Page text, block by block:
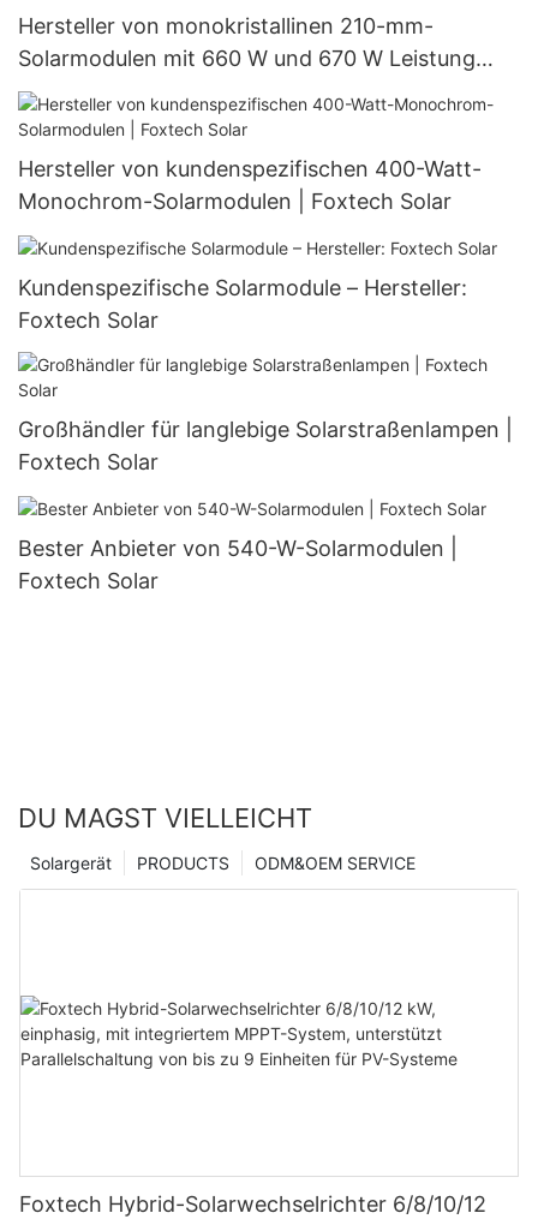
Hersteller von monokristallinen 210-mm-
Solarmodulen mit 660 W und 670 W Leistung
(halbgeschnitten, 132 Zellen)
Hersteller von kundenspezifischen 400-Watt-
Monochrom-Solarmodulen | Foxtech Solar
Kundenspezifische Solarmodule – Hersteller:
Foxtech Solar
Großhändler für langlebige Solarstraßenlampen |
Foxtech Solar
Bester Anbieter von 540-W-Solarmodulen |
Foxtech Solar
DU MAGST VIELLEICHT
ODM&OEM SERVICE
PRODUCTS
Solargerät
Foxtech Hybrid-Solarwechselrichter 6/8/10/12